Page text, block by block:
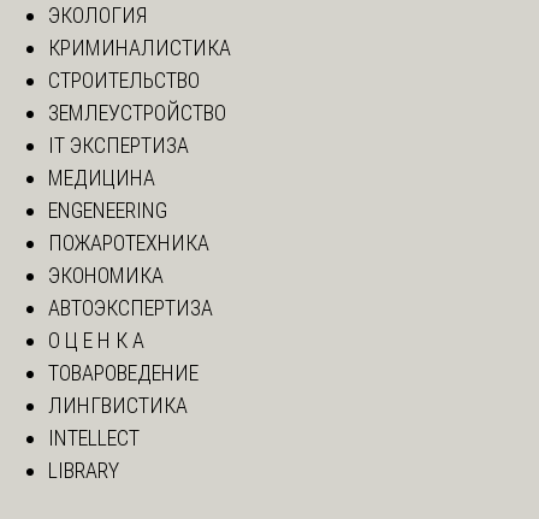
ЭКОЛОГИЯ
КРИМИНАЛИСТИКА
СТРОИТЕЛЬСТВО
ЗЕМЛЕУСТРОЙСТВО
IT ЭКСПЕРТИЗА
МЕДИЦИНА
ENGENEERING
ПОЖАРОТЕХНИКА
ЭКОНОМИКА
АВТОЭКСПЕРТИЗА
О Ц Е Н К А
ТОВАРОВЕДЕНИЕ
ЛИНГВИСТИКА
INTELLECT
LIBRARY